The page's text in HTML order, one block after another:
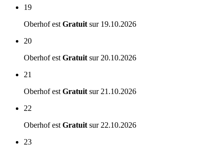
19
Oberhof est Gratuit sur 19.10.2026
20
Oberhof est Gratuit sur 20.10.2026
21
Oberhof est Gratuit sur 21.10.2026
22
Oberhof est Gratuit sur 22.10.2026
23